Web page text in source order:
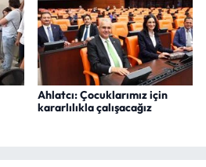
Ahlatcı: Çocuklarımız için
kararlılıkla çalışacağız